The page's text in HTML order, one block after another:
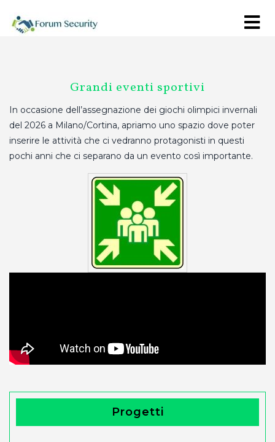
Grandi eventi sportivi
In occasione dell’assegnazione dei giochi olimpici invernali
del 2026 a Milano/Cortina, apriamo uno spazio dove poter
inserire le attività che ci vedranno protagonisti in questi
pochi anni che ci separano da un evento così importante.
Progetti